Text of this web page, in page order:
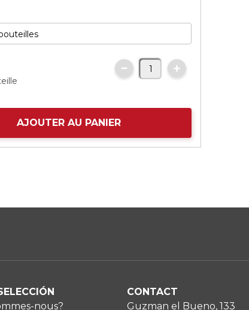
AJOUTER AU PANIER
nous?
CONTACT
Guzman el Bueno, 133